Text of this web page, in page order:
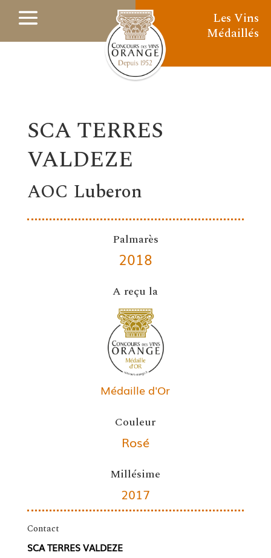
Les Vins
Médaillés
SCA TERRES
VALDEZE
AOC Luberon
Palmarès
2018
A reçu la
Médaille d'Or
Couleur
Rosé
Millésime
2017
Contact
SCA TERRES VALDEZE